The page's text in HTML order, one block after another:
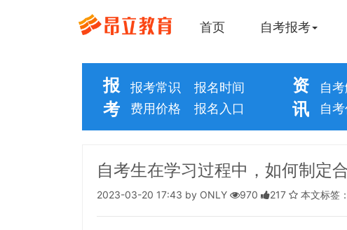
首页 自考报考
报
考
报考常识
报名时间
费用价格
报名入口
资
讯
自
自
自考生在学习过程中，如何制定
2023-03-20 17:43 by ONLY 970 217 本文标签：